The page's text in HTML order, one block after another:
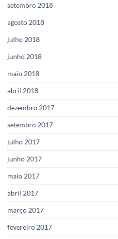
setembro 2018
agosto 2018
julho 2018
junho 2018
maio 2018
abril 2018
dezembro 2017
setembro 2017
julho 2017
junho 2017
maio 2017
abril 2017
março 2017
fevereiro 2017